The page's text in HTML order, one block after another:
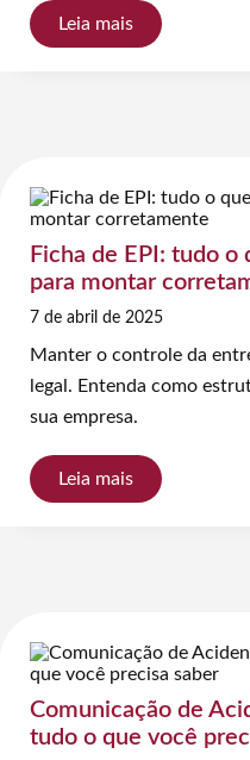
Leia mais
Ficha de EPI: tudo o
para montar
7 de abril de 2025
Manter o controle da
legal. Entenda como
sua empresa.
Leia mais
Comunicação de
tudo o que você